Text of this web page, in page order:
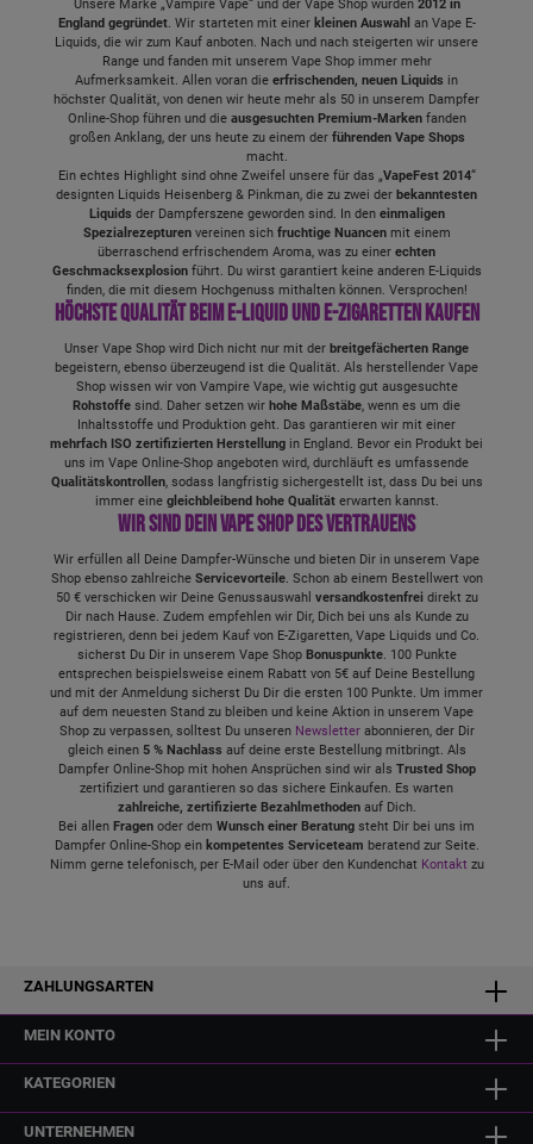
Unsere Marke „Vampire Vape“ und der Vape Shop wurden 2012 in
England gegründet. Wir starteten mit einer kleinen Auswahl an Vape E-
Liquids, die wir zum Kauf anboten. Nach und nach steigerten wir unsere
Range und fanden mit unserem Vape Shop immer mehr
Aufmerksamkeit. Allen voran die erfrischenden, neuen Liquids in
höchster Qualität, von denen wir heute mehr als 50 in unserem Dampfer
Online-Shop führen und die ausgesuchten Premium-Markenfanden
großen Anklang, der uns heute zu einem der führenden Vape Shops
macht.
Ein echtes Highlight sind ohne Zweifel unsere für das „VapeFest 2014“
designten Liquids Heisenberg & Pinkman, die zu zwei der bekanntesten
Liquids der Dampferszene geworden sind. In den einmaligen
Spezialrezepturenvereinen sich fruchtige Nuancenmit einem
überraschend erfrischendem Aroma, was zu einer echten
Geschmacksexplosionführt. Du wirst garantiert keine anderen E-Liquids
finden, die mit diesem Hochgenuss mithalten können. Versprochen!
Höchste Qualität beim E-Liquid und E-Zigaretten kaufen
Unser Vape Shop wird Dich nicht nur mit der breitgefächerten Range
begeistern, ebenso überzeugend ist die Qualität. Als herstellender Vape
Shop wissen wir von Vampire Vape, wie wichtig gut ausgesuchte
Rohstoffe sind. Daher setzen wir hohe Maßstäbe, wenn es um die
Inhaltsstoffe und Produktion geht. Das garantieren wir mit einer
mehrfach ISO zertifizierten Herstellung in England. Bevor ein Produkt bei
uns im Vape Online-Shop angeboten wird, durchläuft es umfassende
Qualitätskontrollen, sodass langfristig sichergestellt ist, dass Du bei uns
immer eine gleichbleibend hohe Qualitäterwarten kannst.
Wir sind Dein Vape Shop des Vertrauens
Wir erfüllen all Deine Dampfer-Wünsche und bieten Dir in unserem Vape
Shop ebenso zahlreiche Servicevorteile. Schon ab einem Bestellwert von
50 € verschicken wir Deine Genussauswahl versandkostenfreidirekt zu
Dir nach Hause. Zudem empfehlen wir Dir, Dich bei uns als Kunde zu
registrieren, denn bei jedem Kauf von E-Zigaretten, Vape Liquids und Co.
sicherst Du Dir in unserem Vape Shop Bonuspunkte. 100 Punkte
entsprechen beispielsweise einem Rabatt von 5€ auf Deine Bestellung
und mit der Anmeldung sicherst Du Dir die ersten 100 Punkte. Um immer
auf dem neuesten Stand zu bleiben und keine Aktion in unserem Vape
Shop zu verpassen, solltest Du unseren Newsletterabonnieren, der Dir
gleich einen 5 % Nachlass auf deine erste Bestellung mitbringt. Als
Dampfer Online-Shop mit hohen Ansprüchen sind wir als Trusted Shop
zertifiziert und garantieren so das sichere Einkaufen. Es warten
zahlreiche, zertifizierte Bezahlmethodenauf Dich.
Bei allen Fragen oder dem Wunsch einer Beratung steht Dir bei uns im
Dampfer Online-Shop ein kompetentes Serviceteam beratend zur Seite.
Nimm gerne telefonisch, per E-Mail oder über den Kundenchat Kontakt zu
uns auf.
ZAHLUNGSARTEN
MEIN KONTO
KATEGORIEN
UNTERNEHMEN